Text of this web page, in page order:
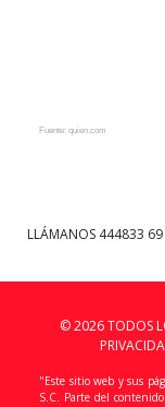
Fuente: quien.com
LLÁMANOS 444833
© 2026 TODOS
"Este sitio web y sus
S.C. Parte del